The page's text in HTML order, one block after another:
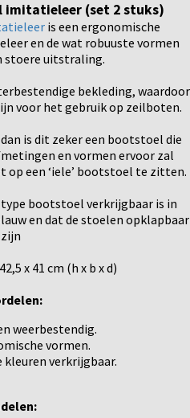
imitatieleer (set 2 stuks)
is een ergonomische
en de wat robuuste vormen
stoere uitstraling.
bekleding, waardoor
voor het gebruik op zeilboten.
is dit zeker een bootstoel die
en vormen ervoor zal
op een ‘iele’ bootstoel te zitten.
bootstoel verkrijgbaar is in
en dat de stoelen opklapbaar
zijn
x 41 cm (h x b x d)
weerbestendig.
vormen.
kleuren verkrijgbaar.